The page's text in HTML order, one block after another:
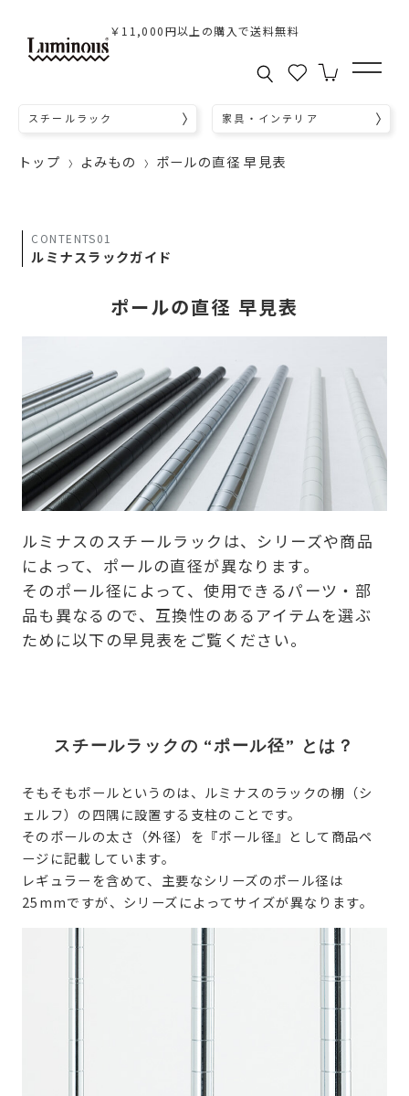
￥11,000円以上の購入で送料無料
スチールラック 家具・インテリア
トップ よみもの ポールの直径 早見表
CONTENTS01
ルミナスラックガイド
ポールの直径 早見表
ルミナスのスチールラックは、シリーズや商品
によって、ポールの直径が異なります。
そのポール径によって、使用できるパーツ・部
品も異なるので、互換性のあるアイテムを選ぶ
ために以下の早見表をご覧ください。
スチールラックの “ポール径” とは？
そもそもポールというのは、ルミナスのラックの棚（シ
ェルフ）の四隅に設置する支柱のことです。
そのポールの太さ（外径）を『ポール径』として商品ペ
ージに記載しています。
レギュラーを含めて、主要なシリーズのポール径は
25mmですが、シリーズによってサイズが異なります。